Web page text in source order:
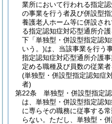
業所において行われる指定
の事業を行う者及び併設型
養護老人ホーム等に併設さ
る指定認知症対応型通所介
下「単独型・併設型指定認
いう。)は、当該事業を行う
指定認知症対応型通所介護
定める職種及び員数の従業
(単独型・併設型指定認知症
者)
第22条
単独型・併設型指定
は、単独型・併設型指定認
に専らその職務に従事する
らない。 ただし、単独型・